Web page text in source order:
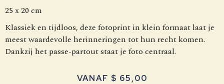
25 x 20 cm
Klassiek en tijdloos, deze fotoprint in klein formaat laat je
meest waardevolle herinneringen tot hun recht komen.
Dankzij het passe-partout staat je foto centraal.
VANAF $ 65,00